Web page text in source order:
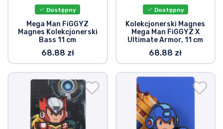
Dostępny
Mega Man FiGGYZ
Magnes Kolekcjonerski
Bass 11 cm
68.88 zł
Dostępny
Kolekcjonerski Magnes
Mega Man FiGGYZ X
Ultimate Armor, 11 cm
68.88 zł
Rzeczy z anime
Rzeczy dla graczy
Rzeczy sportowe
Rzeczy muzyczne